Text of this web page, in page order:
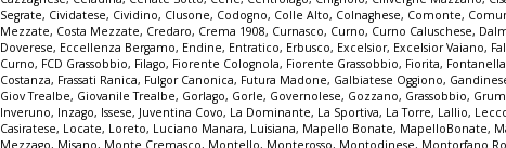
Segrate, Cividatese, Cividino, Clusone, Codogno, Colle Alto, Colnaghese, Comonte,
Mezzate, Costa Mezzate, Credaro, Crema 1908, Curnasco, Curno, Curno Caluschese,
Doverese, Eccellenza Bergamo, Endine, Entratico, Erbusco, Excelsior, Excelsior Vaiano,
Curno, FCD Grassobbio, Filago, Fiorente Colognola, Fiorente Grassobbio, Fiorita, Fontanella
Costanza, Frassati Ranica, Fulgor Canonica, Futura Madone, Galbiatese Oggiono,
Giov Trealbe, Giovanile Trealbe, Gorlago, Gorle, Governolese, Gozzano, Grassobbio,
Inveruno, Inzago, Issese, Juventina Covo, La Dominante, La Sportiva, La Torre, Lallio,
Casiratese, Locate, Loreto, Luciano Manara, Luisiana, Mapello Bonate, MapelloBonate,